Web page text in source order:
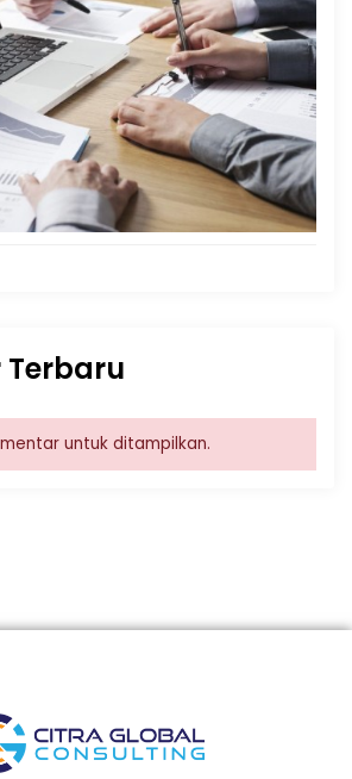
untuk ditampilkan.